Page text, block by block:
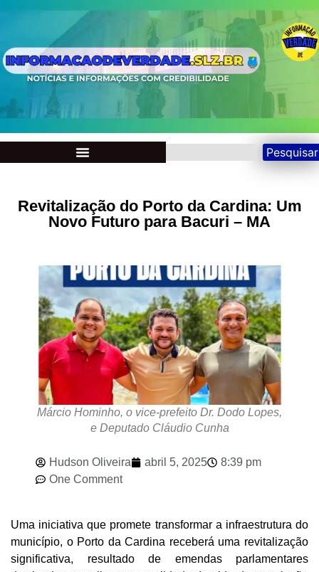
Pesquisar
Revitalização do Porto da Cardina: Um
Novo Futuro para Bacuri – MA
Márcio Hominho, o vice-prefeito Dr. Dodo Lopes,
e Deputado Cláudio Cunha
Hudson Oliveira abril 5, 2025
8:39 pm
One Comment
Uma iniciativa que promete transformar a infraestrutura do
município, o Porto da Cardina receberá uma revitalização
significativa, resultado de emendas parlamentares